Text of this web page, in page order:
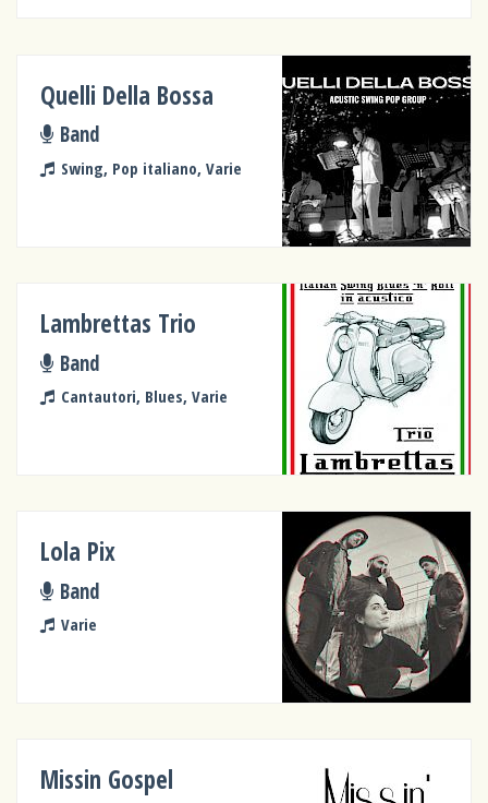
Quelli Della Bossa
Band
Swing, Pop italiano, Varie
Lambrettas Trio
Band
Cantautori, Blues, Varie
Lola Pix
Band
Varie
Missin Gospel